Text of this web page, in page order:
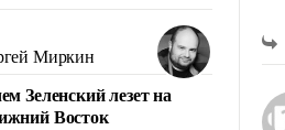
фантастики,
всерьез обсуждаемой
Миркин
Зеленский лезет на
Восток